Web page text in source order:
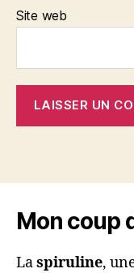
Site web
Mon coup
Laspiruline,